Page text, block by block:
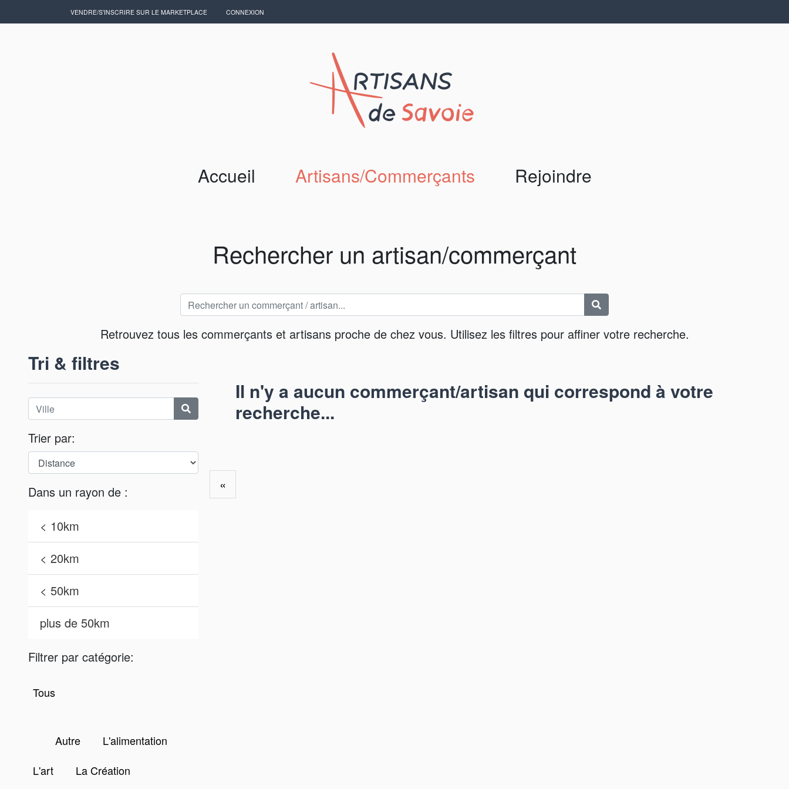
VENDRE/S'INSCRIRE SUR LE MARKETPLACE CONNEXION
Accueil Artisans/Commerçants Rejoindre
Rechercher un artisan/commerçant
Retrouvez tous les commerçants et artisans proche de chez vous. Utilisez les filtres pour affiner votre recherche.
Tri & filtres
Trier par:
Dans un rayon de :
< 10km
< 20km
< 50km
plus de 50km
Filtrer par catégorie:
Tous
Autre
L'alimentation
L'art
La Création
Il n'y a aucun commerçant/artisan qui correspond à votre
recherche...
«